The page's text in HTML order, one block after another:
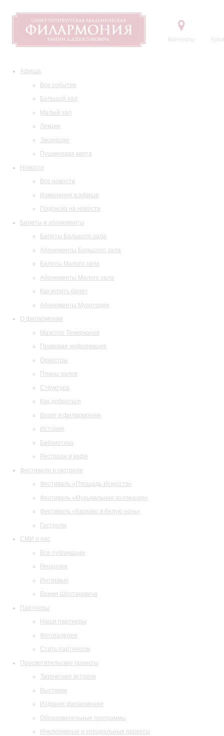
Контакты
Афиша
Все события
Большой зал
Малый зал
Лекции
Экскурсии
Пушкинская карта
Новости
Все новости
Изменения в афише
Подписка на новости
Билеты и абонементы
Билеты Большого зала
Абонементы Большого зала
Билеты Малого зала
Абонементы Малого зала
Как купить билет
Абонементы Музитория
О филармонии
Маэстро Темирканов
Правовая информация
Оркестры
Планы залов
Структура
Как добраться
Визит в филармонию
История
Библиотека
Ресторан и кафе
Фестивали и гастроли
Фестиваль «Площадь Искусств»
Фестиваль «Музыкальная коллекция»
Фестиваль «Барокко в белую ночь»
Гастроли
СМИ о нас
Все публикации
Рецензии
Интервью
Время Шостаковича
Партнеры
Наши партнеры
Фотогалерея
Стать партнером
Просветительские проекты
Творческие встречи
Выставки
Издания филармонии
Образовательные программы
Инклюзивные и специальные проекты